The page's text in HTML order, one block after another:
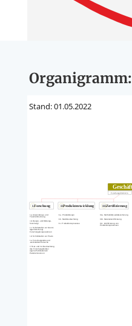
Organigramm:
Stand: 01.05.2022